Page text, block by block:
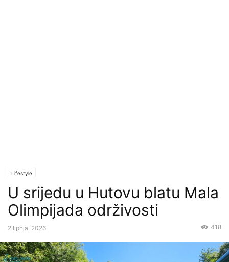
Lifestyle
U srijedu u Hutovu blatu Mala
Olimpijada održivosti
2 lipnja, 2026 418